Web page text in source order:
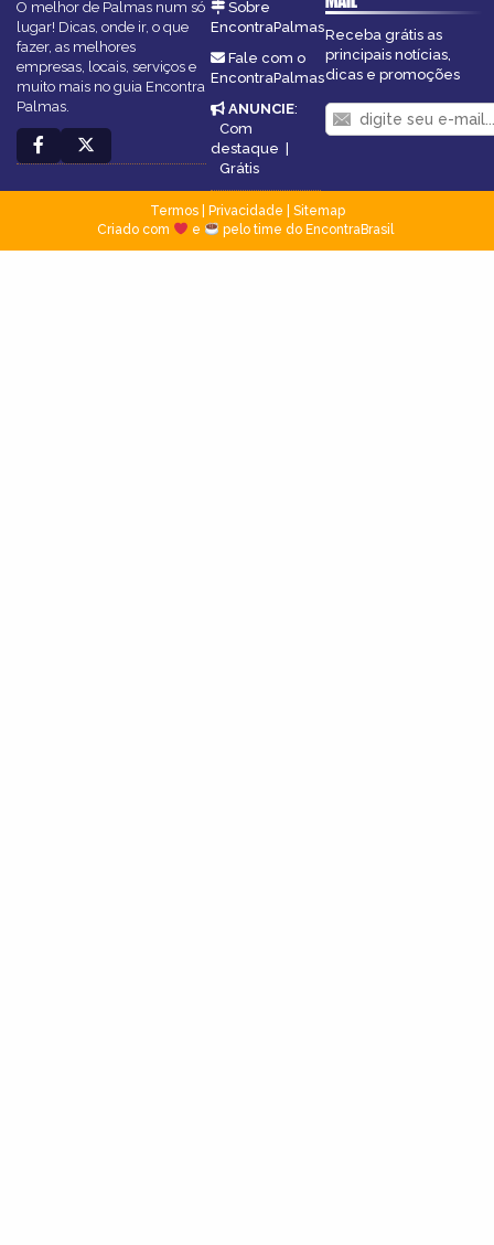
O melhor de Palmas num só
lugar! Dicas, onde ir, o que
fazer, as melhores
empresas, locais, serviços e
muito mais no guia Encontra
Palmas.
Sobre
EncontraPalmas
Fale com o
EncontraPalmas
ANUNCIE:
Com
destaque |
Grátis
Receba grátis as
principais notícias,
dicas e promoções
Termos| Privacidade
Sitemap
Criado com
e pelo time do EncontraBrasil